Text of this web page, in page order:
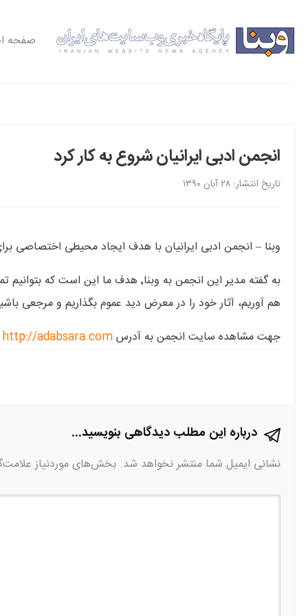
صفحه
انجمن ادبی ایرانیان شروع به کار کرد
تاریخ انتشار: ۲۸ آبان ۱۳۹۰
وبنا – انجمن ادبی ایرانیان با هدف ایجاد محیطی اختصاصی
به گفته مدیر این انجمن به وبنا٬ هدف
هم آوریم، آثار خود را در معرض دید عموم بگذاریم و مرجعی
جهت مشاهده سایت انجمن به آدرسhttp://adabsara.com
درباره این مطلب دیدگاهی بنویسید...
نشانی ایمیل شما منتشر نخواهد شد. بخش‌های موردنیاز